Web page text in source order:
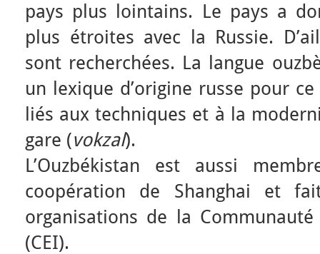
pays plus lointains. Le pays a
plus étroites avec la Russie.
sont recherchées. La langue
un lexique d’origine russe pour
liés aux techniques et à la
gare (vokzal).
L’Ouzbékistan est aussi
coopération de Shanghai et
organisations de la
(CEI).